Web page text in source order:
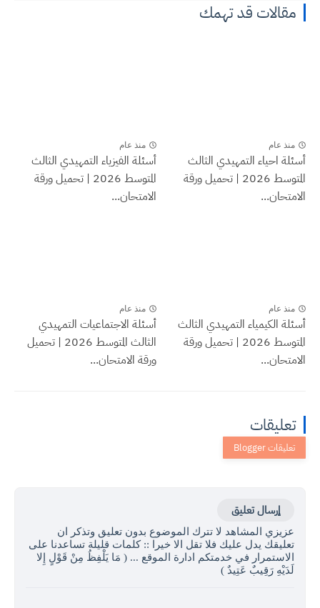
مقالات قد تهمك
منذ عام
أسئلة احياء التمهيدي الثالث
المتوسط 2026 | تحميل ورقة
الامتحان...
منذ عام
أسئلة الفيزياء التمهيدي الثالث
المتوسط 2026 | تحميل ورقة
الامتحان...
منذ عام
أسئلة الكيمياء التمهيدي الثالث
المتوسط 2026 | تحميل ورقة
الامتحان...
منذ عام
أسئلة الاجتماعيات التمهيدي
الثالث المتوسط 2026 | تحميل
ورقة الامتحان...
تعليقات
إرسال تعليق
عزيزي المشاهد لا تترك الموضوع بدون تعليق وتذكر ان
تعليقك يدل عليك فلا تقل الا خيرا :: كلمات قليلة تساعدنا على
الاستمرار في خدمتكم ادارة الموقع ... ( مَا يَلْفِظُ مِنْ قَوْلٍ إِلا
لَدَيْهِ رَقِيبٌ عَتِيدٌ )